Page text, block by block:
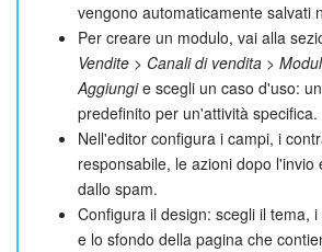
vengono automaticamente salvati
Per creare un modulo, vai alla
Vendite > Canali di vendita >
Aggiungie scegli un caso d'uso:
predefinito per un'attività specifica.
Nell'editor configura i campi, i
responsabile, le azioni dopo l'invio
dallo spam.
Configura il design: scegli il tema,
e lo sfondo della pagina che